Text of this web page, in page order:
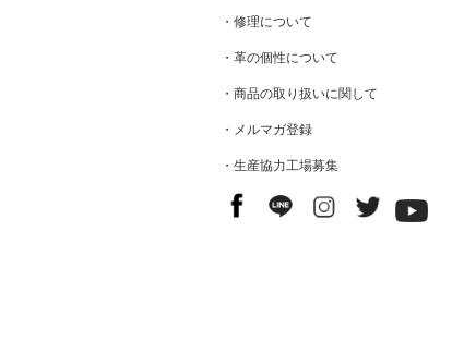
・修理について
・革の個性について
・商品の取り扱いに関して
・メルマガ登録
・生産協力工場募集